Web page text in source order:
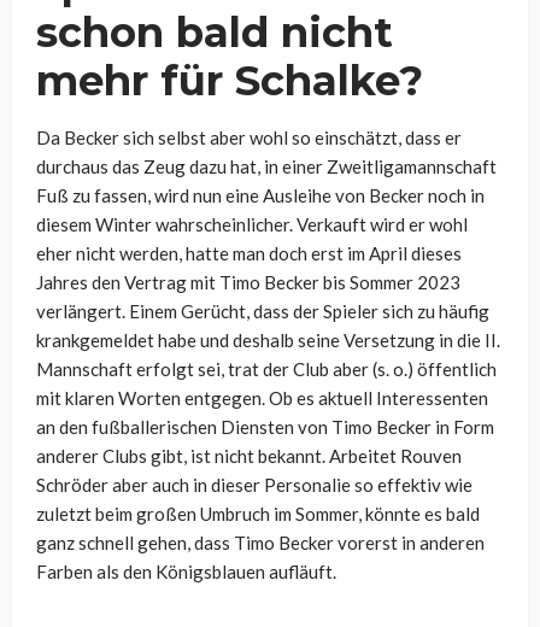
schon bald nicht
mehr für Schalke?
Da Becker sich selbst aber wohl so einschätzt, dass er
durchaus das Zeug dazu hat, in einer Zweitligamannschaft
Fuß zu fassen, wird nun eine Ausleihe von Becker noch in
diesem Winter wahrscheinlicher. Verkauft wird er wohl
eher nicht werden, hatte man doch erst im April dieses
Jahres den Vertrag mit Timo Becker bis Sommer 2023
verlängert. Einem Gerücht, dass der Spieler sich zu häufig
krankgemeldet habe und deshalb seine Versetzung in die II.
Mannschaft erfolgt sei, trat der Club aber (s. o.) öffentlich
mit klaren Worten entgegen. Ob es aktuell Interessenten
an den fußballerischen Diensten von Timo Becker in Form
anderer Clubs gibt, ist nicht bekannt. Arbeitet Rouven
Schröder aber auch in dieser Personalie so effektiv wie
zuletzt beim großen Umbruch im Sommer, könnte es bald
ganz schnell gehen, dass Timo Becker vorerst in anderen
Farben als den Königsblauen aufläuft.